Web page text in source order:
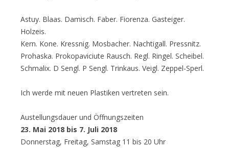
Astuy. Blaas. Damisch. Faber. Fiorenza. Gasteiger.
Holzeis.
Kern. Kone. Kressnig. Mosbacher. Nachtigall. Pressnitz.
Prohaska. Prokopaviciute Rausch. Regl. Ringel. Scheibel.
Schmalix. D Sengl. P Sengl. Trinkaus. Veigl. Zeppel-Sperl.
Ich werde mit neuen Plastiken vertreten sein.
Austellungsdauer und Öffnungszeiten
23. Mai 2018 bis 7. Juli 2018
Donnerstag, Freitag, Samstag 11 bis 20 Uhr